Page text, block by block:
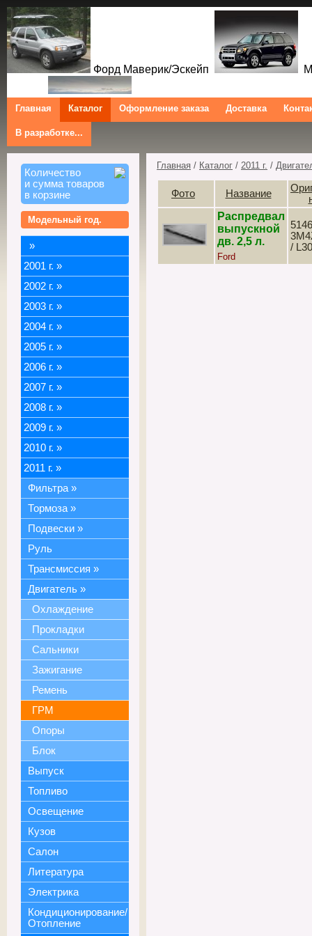
Форд Маверик/Эскейп
Трибют
Ford Maverick/Escape
Tribute Ford Kuga/Escape
Главная Каталог Оформление заказа Доставка
В разработке...
Количество
и сумма товаров
в корзине
Модельный год.
»
2001 г. »
2002 г. »
2003 г. »
2004 г. »
2005 г. »
2006 г. »
2007 г. »
2008 г. »
2009 г. »
2010 г. »
2011 г. »
Фильтра »
Тормоза »
Подвески »
Руль
Трансмиссия »
Двигатель »
Охлаждение
Прокладки
Сальники
Зажигание
Ремень
ГРМ
Опоры
Блок
Выпуск
Топливо
Освещение
Кузов
Салон
Литература
Электрика
Кондиционирование/
Отопление
Главная / Каталог / 2011 г. /
Фото Название
Распредвал
выпускной
дв. 2,5 л.
Ford
/